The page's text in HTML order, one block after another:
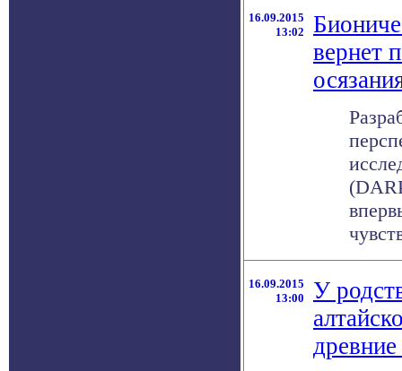
16.09.2015
13:02
вернет
16.09.2015
13:00
У